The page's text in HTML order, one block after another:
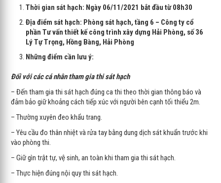
Thời gian sát hạch: Ngày 06/11/2021 bắt đầu từ08h30
Địa điểm sát hạch: Phòng sát hạch,tầng 6 – Công ty cổ
phần Tư vấn thiết kế công trình xây dựng Hải Phòng, số 36
Lý Tự Trọng, Hồng Bàng, Hải Phòng
Những điểm cần lưu ý:
Đối với các cá nhân tham gia thi sát hạch
– Đến tham gia thi sát hạch đúng ca thi theo thời gian thông báo và
đảm bảo giữ khoảng cách tiếp xúc với người bên cạnh tối thiểu 2m.
– Thường xuyên đeo khẩu trang.
– Yêu cầu đo thân nhiệt và rửa tay bằng dung dịch sát khuẩn trước khi
vào phòng thi.
– Giữ gìn trật tự, vệ sinh, an toàn khi tham gia thi sát hạch.
– Thực hiện đúng nội quy thi sát hạch.